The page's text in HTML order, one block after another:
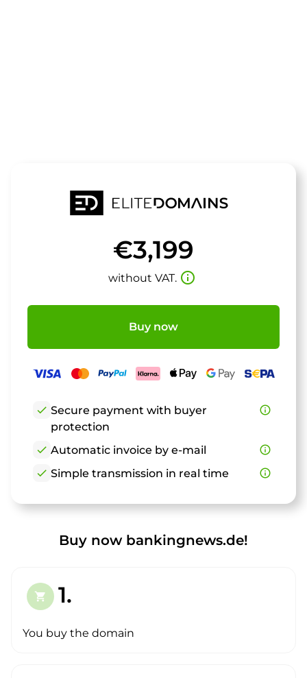
€3,199
without VAT. info_outline
Buy now
check Secure payment with buyer
protection
info_outline
check Automatic invoice by e-mail
info_outline
check Simple transmission in real time info_outline
Buy now bankingnews.de!
shopping_cart 1.
You buy the domain